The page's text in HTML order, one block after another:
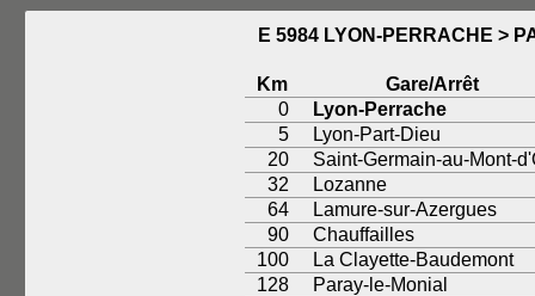
E 5984 LYON-PERRACHE >
Km
Gare/Arrêt
0
Lyon-Perrache
5
Lyon-Part-Dieu
20
Saint-Germain-au-Mont-
32
Lozanne
64
Lamure-sur-Azergues
90
Chauffailles
100
La Clayette-Baudemont
128
Paray-le-Monial